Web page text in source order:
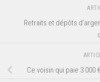
Retraits et dépôts
Ce voisin qui paie 3